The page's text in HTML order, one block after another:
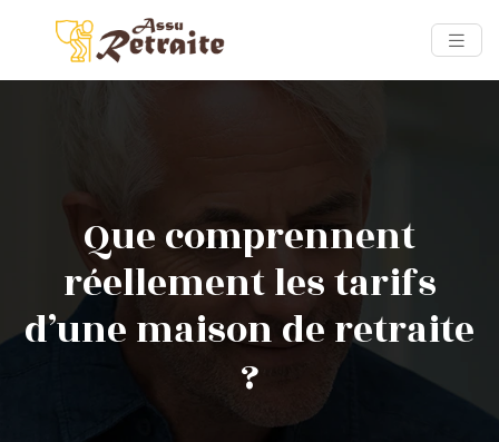
Que comprennent
réellement les tarifs
d’une maison de retraite
?